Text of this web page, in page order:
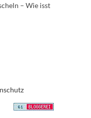
– Wie isst